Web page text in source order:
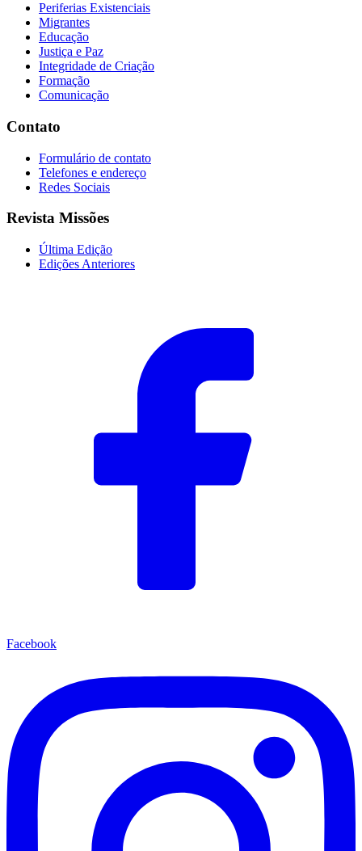
Periferias Existenciais
Migrantes
Educação
Justiça e Paz
Integridade de Criação
Formação
Comunicação
Contato
Formulário de contato
Telefones e endereço
Redes Sociais
Revista Missões
Última Edição
Edições Anteriores
Facebook